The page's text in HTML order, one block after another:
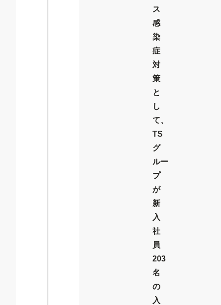
ス
感
染
症
対
策
と
し
て、
TS
グ
ルー
プ
が
新
入
社
員
203
名
の
入